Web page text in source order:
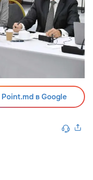
в Google